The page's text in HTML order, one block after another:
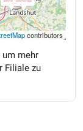
contributors
um mehr
Filiale zu